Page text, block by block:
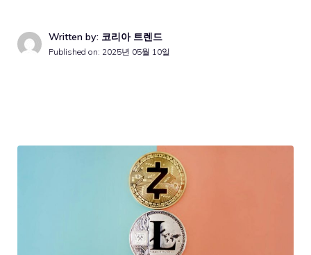
Written by: 코리아 트렌드
Published on: 2025년 05월 10일